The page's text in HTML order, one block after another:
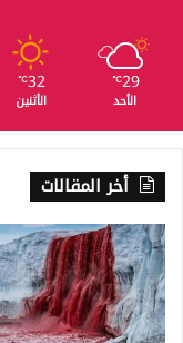
29
℃
الأحد
32
℃
الأثنين
أخر المقالات